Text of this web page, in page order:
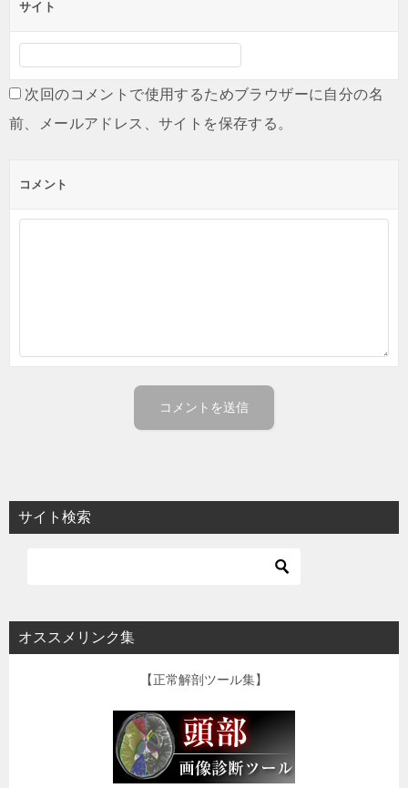
サイト
次回のコメントで使用するためブラウザーに自分の名
前、メールアドレス、サイトを保存する。
コメント
サイト検索
オススメリンク集
【正常解剖ツール集】